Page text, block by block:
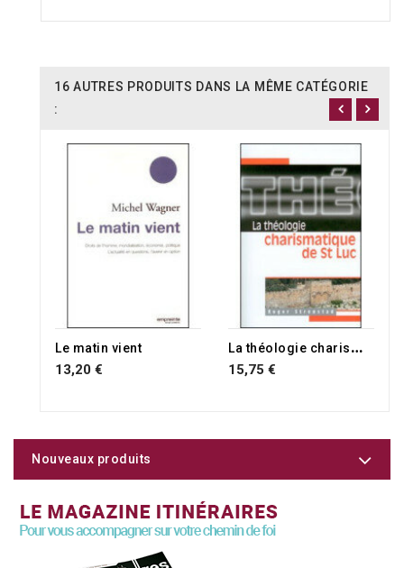
16 AUTRES PRODUITS DANS LA MÊME CATÉGORIE
:
Le matin vient
13,20 €
L
a théologie charismatique de St Luc
15,75 €
Nouveaux produits